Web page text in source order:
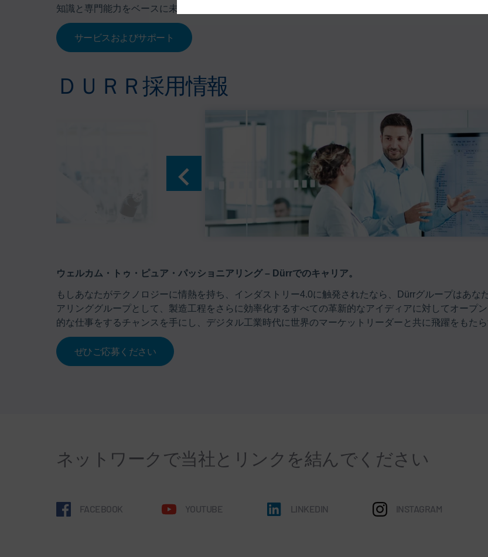
知識と専門能力をベースに未来を拓くサービスソリューションを提供致します。
サービスおよびサポート
ＤＵＲＲ採用情報
ウェルカム・トゥ・ピュア・パッショニアリング – Dürrでのキャリア。
もしあなたがテクノロジーに情熱を持ち、インダストリー4.0に触発されたなら、Dürrグループはあな
アリンググループとして、製造工程をさらに効率化するすべての革新的なアイディアに対してオープ
的な仕事をするチャンスを手にし、デジタル工業時代に世界のマーケットリーダーと共に飛躍をもたら
ぜひご応募ください
ネットワークで当社とリンクを結んでください
FACEBOOK YOUTUBE LINKEDIN INSTAGRAM